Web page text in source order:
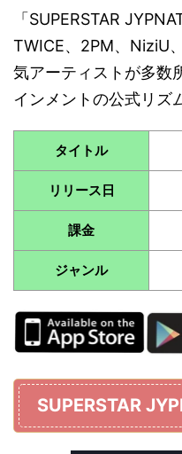
「SUPERSTAR
TWICE、2PM、NiziU
気アーティストが多数
インメントの公式リズ
タイトル
リリース日
課金
ジャンル
SUPERSTAR